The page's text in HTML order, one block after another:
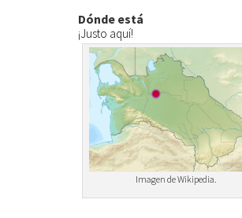
Dónde está
¡Justo aquí!
Imagen de Wikipedia.